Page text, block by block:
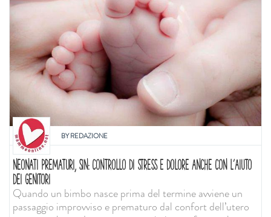
BYREDAZIONE
NEONATI PREMATURI, SIN: CONTROLLO DI STRESS E DOLORE ANCHE CON L'AIUTO
DEI GENITORI
Quando un bimbo nasce prima del termine avviene un
passaggio improvviso e prematuro dal confort dell’utero